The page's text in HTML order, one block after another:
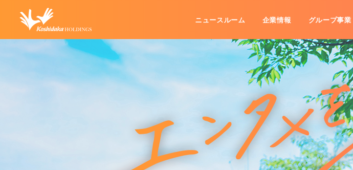
ニュースルーム
企業情報
グループ会社一覧
企業情報
グループ事業
海外展開
グループ事業
IRライブラリ 株式情報
電子公告 免責事項